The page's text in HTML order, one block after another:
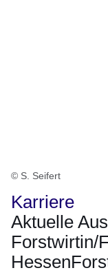
© S. Seifert
Karriere
Aktuelle
Forstwirtin/